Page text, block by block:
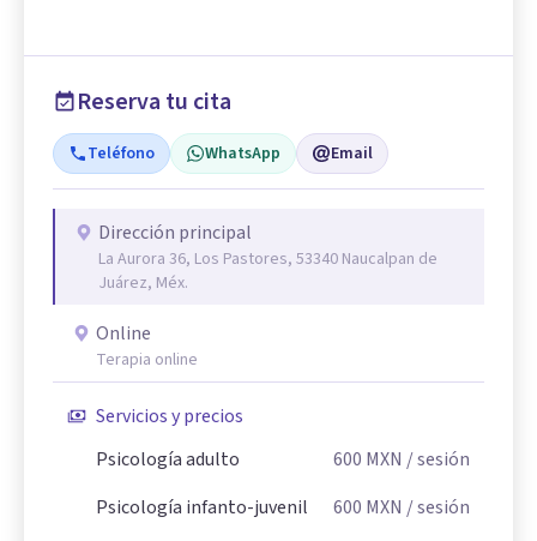
Reserva tu cita
Teléfono WhatsApp Email
Dirección principal
La Aurora 36, Los Pastores, 53340 Naucalpan de
Juárez, Méx.
Online
Terapia online
Servicios y precios
Psicología adulto
600 MXN / sesión
Psicología infanto-juvenil
600 MXN / sesión